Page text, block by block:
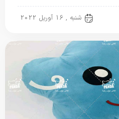
شنبه , 16 آوریل 2022